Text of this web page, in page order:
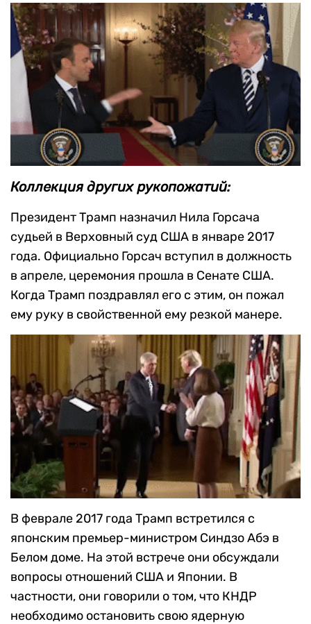
Коллекция других рукопожатий:
Президент Трамп назначил Нила Горсача
судьей в Верховный суд США в январе 2017
года. Официально Горсач вступил в должность
в апреле, церемония прошла в Сенате США.
Когда Трамп поздравлял его с этим, он пожал
ему руку в свойственной ему резкой манере.
В феврале 2017 года Трамп встретился с
японским премьер-министром Синдзо Абэ в
Белом доме. На этой встрече они обсуждали
вопросы отношений США и Японии. В
частности, они говорили о том, что КНДР
необходимо остановить свою ядерную